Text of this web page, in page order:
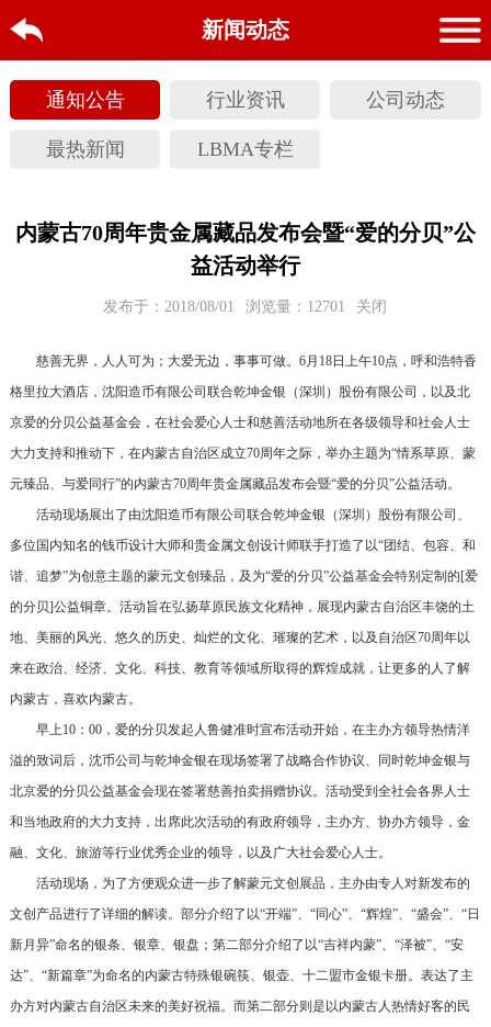
新闻动态
通知公告 行业资讯 公司动态
最热新闻 LBMA专栏
内蒙古70周年贵金属藏品发布会暨“爱的分贝”公
益活动举行
发布于：2018/08/01 浏览量：12701 关闭
慈善无界，人人可为；大爱无边，事事可做。6月18日上午10点，呼和浩特香
格里拉大酒店，沈阳造币有限公司联合乾坤金银（深圳）股份有限公司，以及北
京爱的分贝公益基金会，在社会爱心人士和慈善活动地所在各级领导和社会人士
大力支持和推动下，在内蒙古自治区成立70周年之际，举办主题为“情系草原、蒙
元臻品、与爱同行”的内蒙古70周年贵金属藏品发布会暨“爱的分贝”公益活动。
活动现场展出了由沈阳造币有限公司联合乾坤金银（深圳）股份有限公司、
多位国内知名的钱币设计大师和贵金属文创设计师联手打造了以“团结、包容、和
谐、追梦”为创意主题的蒙元文创臻品，及为“爱的分贝”公益基金会特别定制的[爱
的分贝]公益铜章。活动旨在弘扬草原民族文化精神，展现内蒙古自治区丰饶的土
地、美丽的风光、悠久的历史、灿烂的文化、璀璨的艺术，以及自治区70周年以
来在政治、经济、文化、科技、教育等领域所取得的辉煌成就，让更多的人了解
内蒙古，喜欢内蒙古。
早上10：00，爱的分贝发起人鲁健准时宣布活动开始，在主办方领导热情洋
溢的致词后，沈币公司与乾坤金银在现场签署了战略合作协议、同时乾坤金银与
北京爱的分贝公益基金会现在签署慈善拍卖捐赠协议。活动受到全社会各界人士
和当地政府的大力支持，出席此次活动的有政府领导，主办方、协办方领导，金
融、文化、旅游等行业优秀企业的领导，以及广大社会爱心人士。
活动现场，为了方便观众进一步了解蒙元文创展品，主办由专人对新发布的
文创产品进行了详细的解读。部分介绍了以“开端”、“同心”、“辉煌”、“盛会”、“日
新月异”命名的银条、银章、银盘；第二部分介绍了以“吉祥内蒙”、“泽被”、“安
达”、“新篇章”为命名的内蒙古特殊银碗筷、银壶、十二盟市金银卡册。表达了主
办方对内蒙古自治区未来的美好祝福。而第二部分则是以内蒙古人热情好客的民